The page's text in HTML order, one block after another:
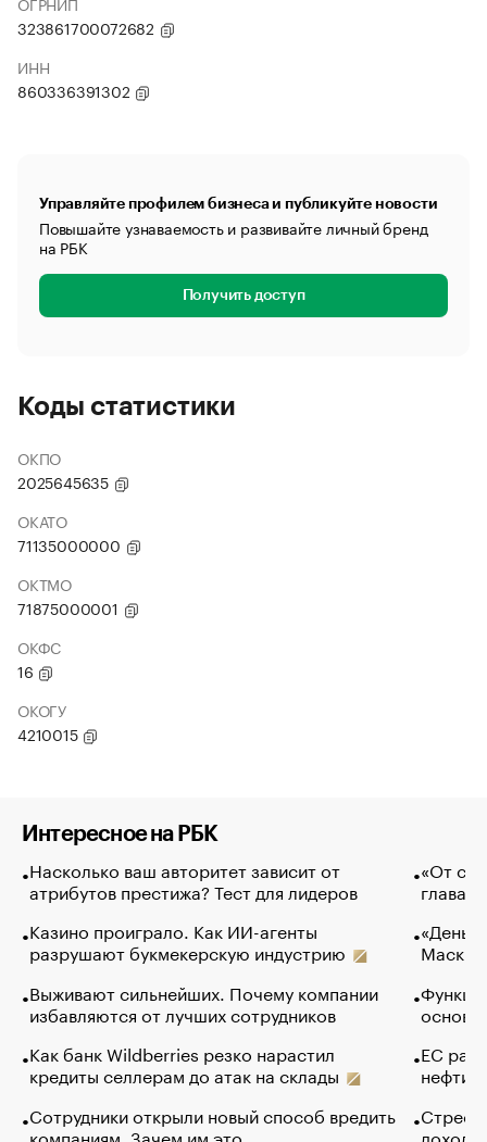
323861700072682
ИНН
860336391302
Управляйте профилем бизнеса и публикуйте новости
Повышайте узнаваемость и развивайте личный бренд
на РБК
Получить доступ
Коды статистики
ОКПО
2025645635
ОКАТО
71135000000
ОКТМО
71875000001
ОКФС
16
ОКОГУ
4210015
Интересное на РБК
Насколько ваш авторитет зависит от
атрибутов престижа? Тест для лидеров
Казино проиграло. Как ИИ-агенты
разрушают букмекерскую индустрию
Выживают сильнейших. Почему компании
избавляются от лучших сотрудников
Как банк Wildberries резко нарастил
кредиты селлерам до атак на склады
Сотрудники открыли новый способ вредить
компаниям. Зачем им это
«От
глава
Маск в
основ
ЕС
нефти